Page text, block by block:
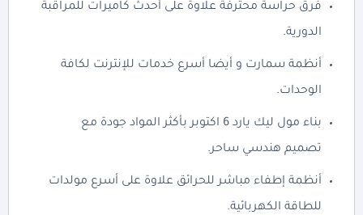
فرق حراسة محترفة علاوة على أحدث كاميرات للمراقبة
الدورية.
أنظمة سمارت و أيضا أسرع خدمات للإنترنت لكافة
الوحدات.
بناء مول ليك يارد 6 اكتوبر بأكثر المواد جودة مع
تصميم هندسي ساحر.
أنظمة إطفاء مباشر للحرائق علاوة على أسرع مولدات
للطاقة الكهربائية.